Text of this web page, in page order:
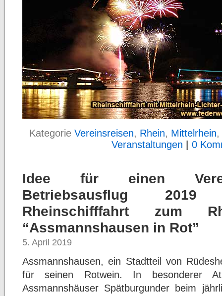
Kategorie Vereinsreisen, Rhein, Mittelrhein,
Veranstaltungen
0
Idee für einen
Betriebsausflug
Rheinschifffahrt zum
“Assmannshausen in Rot”
5. April 2019
Assmannshausen, ein Stadtteil von
für seinen Rotwein. In besonderer
Assmannshäuser Spätburgunder beim